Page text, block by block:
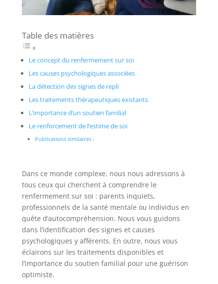
Table des matières
Le concept du renfermement sur soi
Les causes psychologiques associées
La détection des signes de repli
Les traitements thérapeutiques existants
L’importance d’un soutien familial
Le renforcement de l’estime de soi
Publications similaires :
Dans ce monde complexe, nous nous adressons à
tous ceux qui cherchent à comprendre le
renfermement sur soi : parents inquiets,
professionnels de la santé mentale ou individus en
quête d’autocompréhension. Nous vous guidons
dans l’identification des signes et causes
psychologiques y afférents. En outre, nous vous
éclairons sur les traitements disponibles et
l’importance du soutien familial pour une guérison
optimiste.